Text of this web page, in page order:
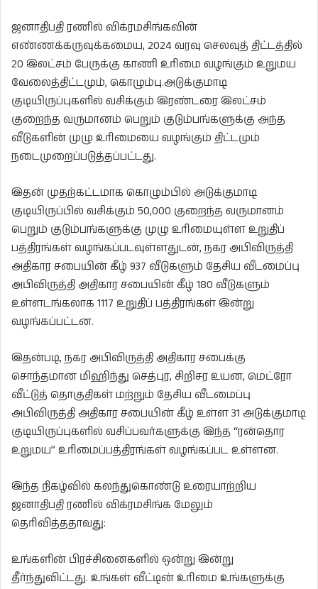
ஜனாதிபதி ரணில் விக்ரமசிங்கவின்
எண்ணக்கருவுக்கமைய, 2024 வரவு செலவுத் திட்டத்தில்
20 இலட்சம் பேருக்கு காணி உரிமை வழங்கும் உறுமய
வேலைத்திட்டமும், கொழும்பு.அடுக்குமாடி
குடியிருப்புகளில் வசிக்கும் இரண்டரை இலட்சம்
குறைந்த வருமானம் பெறும் குடும்பங்களுக்கு அந்த
வீடுகளின் முழு உரிமையை வழங்கும் திட்டமும்
நடைமுறைப்படுத்தப்பட்டது.
இதன் முதற்கட்டமாக கொழும்பில் அடுக்குமாடி
குடியிருப்பில் வசிக்கும் 50,000 குறைந்த வருமானம்
பெறும் குடும்பங்களுக்கு முழு உரிமையுள்ள உறுதிப்
பத்திரங்கள் வழங்கப்படவுள்ளதுடன், நகர அபிவிருத்தி
அதிகார சபையின் கீழ் 937 வீடுகளும் தேசிய வீடமைப்பு
அபிவிருத்தி அதிகார சபையின் கீழ் 180 வீடுகளும்
உள்ளடங்கலாக 1117 உறுதிப் பத்திரங்கள் இன்று
வழங்கப்பட்டன.
இதன்படி, நகர அபிவிருத்தி அதிகார சபைக்கு
சொந்தமான மிஹிந்து செத்புர, சிறிசர உயன, மெட்ரோ
வீட்டுத் தொகுதிகள் மற்றும் தேசிய வீடமைப்பு
அபிவிருத்தி அதிகார சபையின் கீழ் உள்ள 31 அடுக்குமாடி
குடியிருப்புகளில் வசிப்பவர்களுக்கு இந்த “ரன்தொர
உறுமய” உரிமைப்பத்திரங்கள் வழங்கப்பட உள்ளன.
இந்த நிகழ்வில் கலந்துகொண்டு உரையாற்றிய
ஜனாதிபதி ரணில் விக்ரமசிங்க மேலும்
தெரிவித்ததாவது:
உங்களின் பிரச்சினைகளில் ஒன்று இன்று
தீர்ந்துவிட்டது. உங்கள் வீட்டின் உரிமை உங்களுக்கு